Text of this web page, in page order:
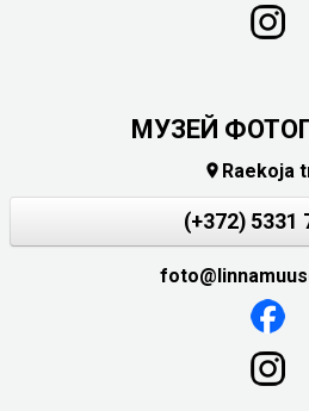
МУЗЕЙ
 Raekoja
(+372) 5331